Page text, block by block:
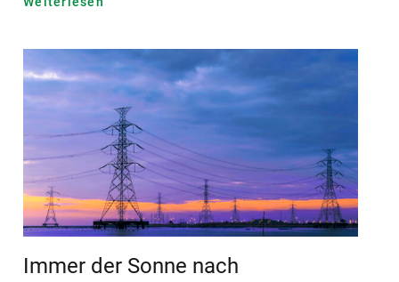
Immer der Sonne nach